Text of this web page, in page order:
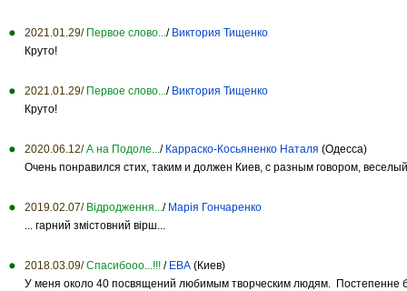
2021.01.29/ Первое слово.../ Виктория Тищенко
Круто!
2021.01.29/ Первое слово.../ Виктория Тищенко
Круто!
2020.06.12/ А на Подоле.../ Карраско-Косьяненко Наталя (Одесса)
Очень понравился стих, таким и должен Киев, с разным говором,
2019.02.07/ Відродження.../ Марія Гончаренко
... гарний змістовний вірш...
2018.03.09/ Спасибооо...!!! / ЕВА (Киев)
У меня около 40 посвящений любимым творческим людям. Постепенне